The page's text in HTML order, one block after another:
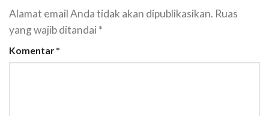
Alamat email Anda tidak akan dipublikasikan. Ruas
yang wajib ditandai*
Komentar *